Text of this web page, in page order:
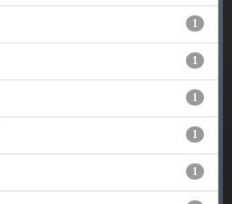
1
1
1
1
1